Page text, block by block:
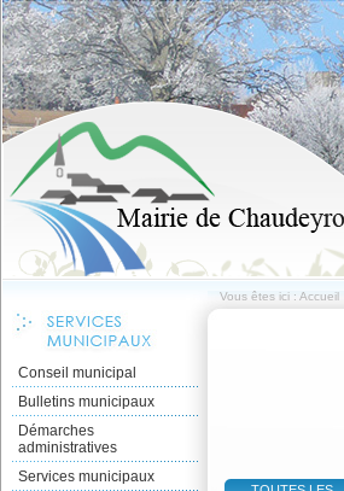
Vous êtes ici : Accueil
Conseil municipal
Bulletins municipaux
Démarches
administratives
Services municipaux